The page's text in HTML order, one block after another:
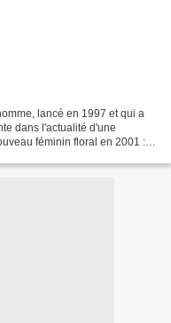
lancé en 1997 et qui a
dans l'actualité d'une
féminin floral en 2001 :